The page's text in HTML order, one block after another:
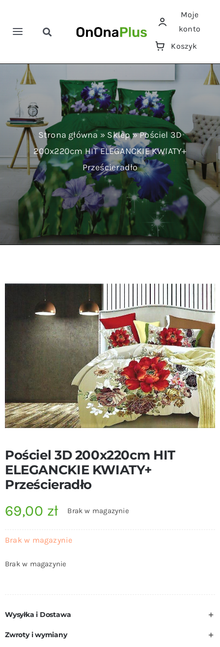
zawartości
Toggle
Pościele
Ręczniki
Koce
Prześcieradła
Toggle
Moje
konto
Koszyk
Strona główna » Sklep»Pościel 3D
200x220cm HIT ELEGANCKIE KWIATY+
Prześcieradło
Pościel 3D 200x220cm HIT
ELEGANCKIE KWIATY+
Prześcieradło
69,00 zł Brak w magazynie
Brak w magazynie
Brak w magazynie
Wysyłka i Dostawa
Zwroty i wymiany